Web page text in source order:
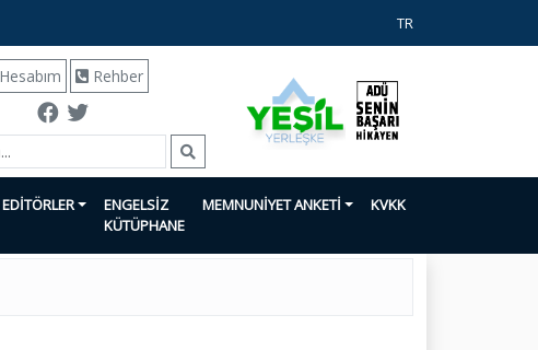
TR
Hesabım Rehber
ENGELSİZ
KÜTÜPHANE
MEMNUNİYET ANKETİ KVKK